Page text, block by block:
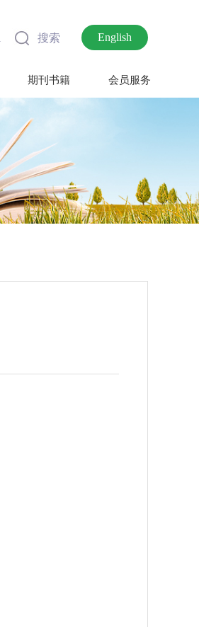
搜索 English
期刊书籍 会员服务